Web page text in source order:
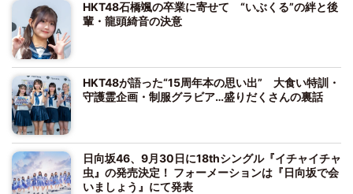
HKT48石橋颯の卒業に寄せて “いぶくる”の絆と後
輩・龍頭綺音の決意
HKT48が語った“15周年本の思い出” 大食い特訓・
守護霊企画・制服グラビア…盛りだくさんの裏話
日向坂46、9月30日に18thシングル『イチャイチャ
虫』の発売決定！ フォーメーションは『日向坂で会
いましょう』にて発表